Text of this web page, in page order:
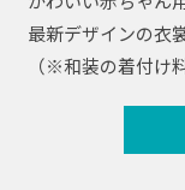
最新デザインの衣
（※和装の着付け